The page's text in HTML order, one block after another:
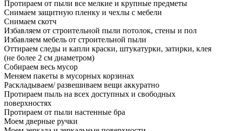
Протираем от пыли все мелкие и крупные предметы
Снимаем защитную пленку и чехлы с мебели
Снимаем скотч
Избавляем от строительной пыли потолок, стены и пол
Избавляем мебель от строительной пыли
Оттираем следы и капли краски, штукатурки, затирки, клея
(не более 2 см диаметром)
Собираем весь мусор
Меняем пакеты в мусорных корзинах
Раскладываем/ развешиваем вещи аккуратно
Протираем пыль на всех доступных и свободных
поверхностях
Протираем от пыли настенные бра
Моем дверные ручки